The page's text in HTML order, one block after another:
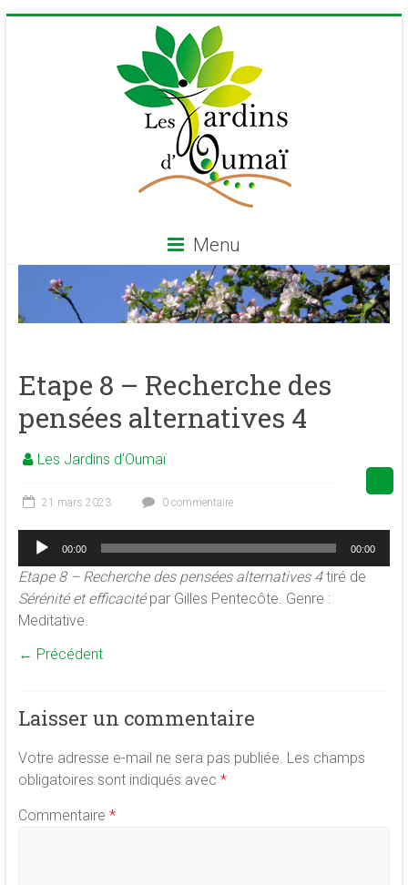
Les
Jardins
Site
d'épanouissement
de
conscience
développement
de
la
merveilleuse
association
<b/>sophrologie,
psychologie
ressources
Menu
Etape 8 – Recherche des
pensées alternatives 4
Les Jardins d'Oumaï
21 mars 2023 0 commentaire
Lecteur
audio
00:00 00:00
Etape 8 – Recherche des pensées alternatives 4tiré de
Sérénité et efficacitépar Gilles Pentecôte. Genre :
Meditative.
← Précédent
Laisser un commentaire
Votre adresse e-mail ne sera pas publiée. Les champs
obligatoires sont indiqués avec *
Commentaire *